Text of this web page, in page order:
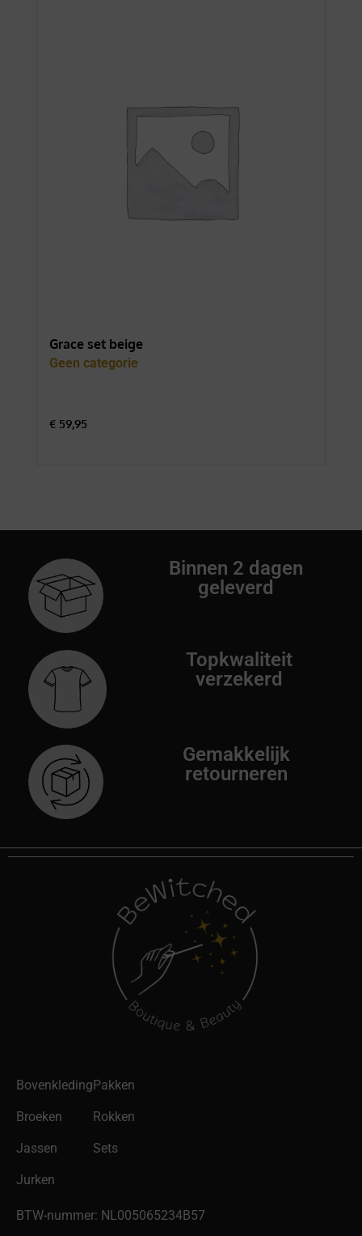
Grace set beige
Geen categorie
€ 59,95
Binnen 2 dagen
geleverd
Topkwaliteit
verzekerd
Gemakkelijk
retourneren
Bovenkleding
Broeken
Jassen
Jurken
Pakken
Rokken
Sets
BTW-nummer: NL005065234B57